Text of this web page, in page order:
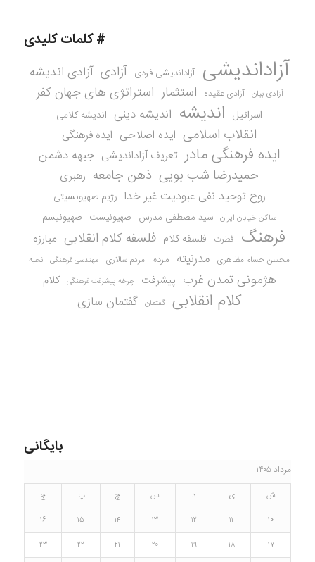
# کلمات کلیدی
آزاداندیشی آزاداندیشی فردی آزادی آزادی اندیشه
آزادی بیان آزادی عقیده استثمار استراتژی های جهان کفر
اسرائیل اندیشه اندیشه دینی اندیشه کلامی
انقلاب اسلامی ایده اصلاحی ایده فرهنگی
ایده فرهنگی مادر تعریف آزاداندیشی جبهه دشمن
حمیدرضا شب بویی ذهن جامعه رهبری
روح توحید نفی عبودیت غیر خدا رژیم صهیونسیتی
ساکن خیابان ایران سید مصطفی مدرس صهیونیست صهیونیسم
فرهنگ فطرت فلسفه کلام فلسفه کلام انقلابی مبارزه
محسن حسام مظاهری مدرنیته مردم مردم سالاری مهندسی فرهنگی نخبه
هژمونی تمدن غرب پیشرفت چرخه پیشرفت فرهنگی کلام
کلام انقلابی گفتمان گفتمان سازی
بایگانی
مرداد ۱۴۰۵
ش ی د س چ پ
ج
۱۰
۱۱ ۱۲ ۱۳ ۱۴ ۱۵
۱۶
۱۷
۱۸ ۱۹ ۲۰ ۲۱ ۲۲
۲۳